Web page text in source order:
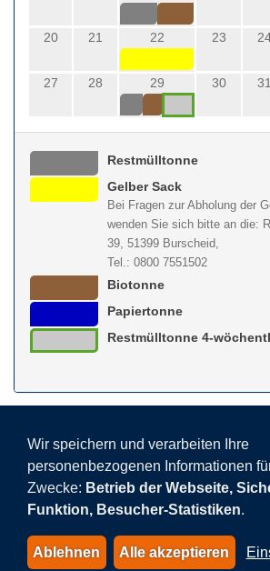
20 21 22 23
27 28 29 30 31
Restmülltonne
Gelber Sack
Bei Fragen zur Abholung der
wenden Sie sich bitte an die:
39, 51399 Burscheid,
Tel.: 0800 7551502
Biotonne
Papiertonne
Restmülltonne 4-
© 2015-2026
Wir speichern und verarbeiten Ihre
personenbezogenen Informationen
Zwecke: Betrieb der Webseite,
Funktion, Besucher-Statistiken.
Ablehnen Alle akzeptieren